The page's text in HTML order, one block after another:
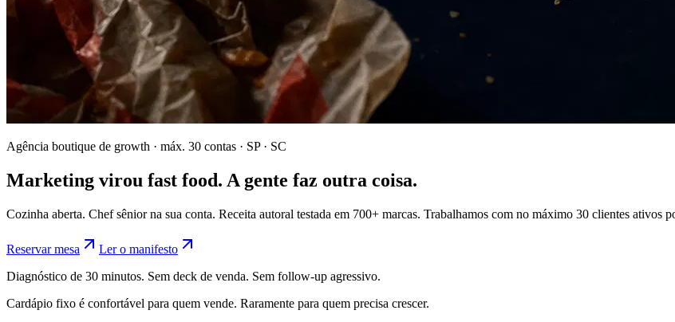
Agência boutique de growth · máx. 30 contas · SP · SC
Marketing virou fast food. A gente faz outra coisa.
Cozinha aberta. Chef sênior na sua conta. Receita autoral testada em 700+ marcas. Trabalhamos com no máximo 30 clientes ativos
Reservar mesa
Ler o manifesto
Diagnóstico de 30 minutos. Sem deck de venda. Sem follow-up agressivo.
Cardápio fixo é confortável para quem vende. Raramente para quem precisa crescer.